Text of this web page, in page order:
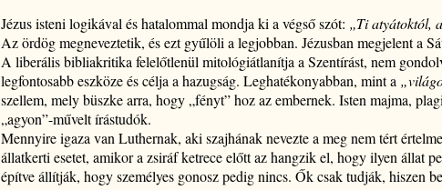
Jézus isteni logikával és hatalommal mondja ki a végső szót: „Ti atyátoktól,
Az ördög megneveztetik, és ezt gyűlöli a legjobban. Jézusban megjelent a
A liberális bibliakritika felelőtlenül mitológiátlanítja a Szentírást, nem
legfontosabb eszköze és célja a hazugság. Leghatékonyabban, mint a
szellem, mely büszke arra, hogy „fényt” hoz az embernek. Isten majma,
„agyon”-művelt írástudók.
Mennyire igaza van Luthernak, aki szajhának nevezte a meg nem tért
állatkerti esetet, amikor a zsiráf ketrece előtt az hangzik el, hogy ilyen állat
építve állítják, hogy személyes gonosz pedig nincs. Ők csak tudják, hiszen